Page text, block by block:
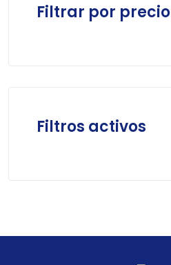
Filtrar por precio
Filtros activos